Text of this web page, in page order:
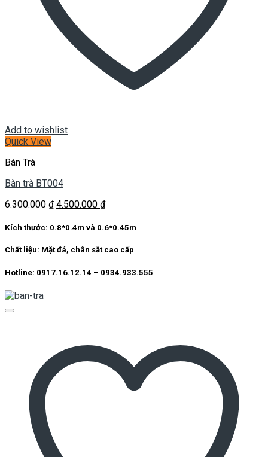
Add to wishlist
Quick View
Bàn Trà
Bàn trà BT004
6.300.000₫ Giá
là:
4.500.000 ₫Giá
tại
4.500.000 ₫.
Kích thước: 0.8*0.4m và 0.6*0.45m
Chất liệu: Mặt đá, chân sắt cao cấp
Hotline: 0917.16.12.14 – 0934.933.555